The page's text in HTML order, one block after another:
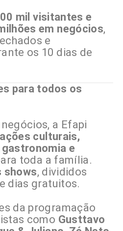
mil visitantes e
em negócios,
e
os 10 dias de
para todos os
a Efapi
culturais,
e
toda a família.
shows, divididos
dias gratuitos.
da programação
como Gusttavo